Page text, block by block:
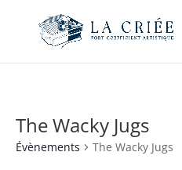
The Wacky Jugs
Évènements The Wacky Jugs